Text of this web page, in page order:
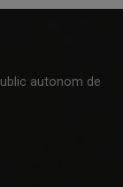
autonom de